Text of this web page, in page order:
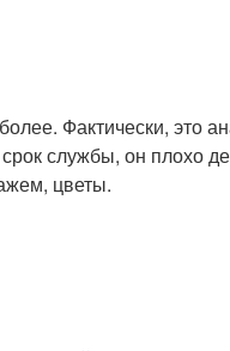
Фактически, это
службы, он плохо
цветы.